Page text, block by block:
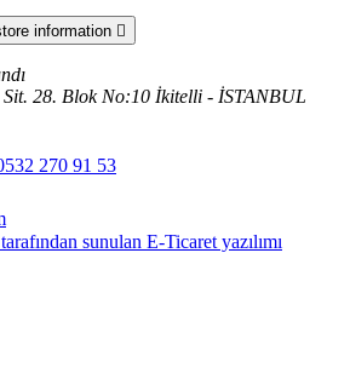
information 
28. Blok No:10 İkitelli - İSTANBUL
270 91 53
sunulan E-Ticaret yazılımı